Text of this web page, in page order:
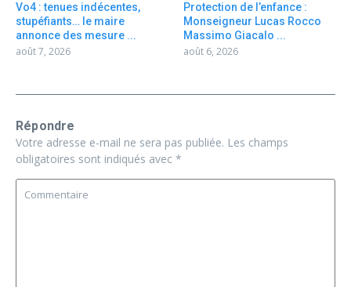
Vo4 : tenues indécentes,
stupéfiants… le maire
annonce des mesure ...
août 7, 2026
Protection de l’enfance :
Monseigneur Lucas Rocco
Massimo Giacalo ...
août 6, 2026
Répondre
Votre adresse e-mail ne sera pas publiée. Les champs
obligatoires sont indiqués avec *